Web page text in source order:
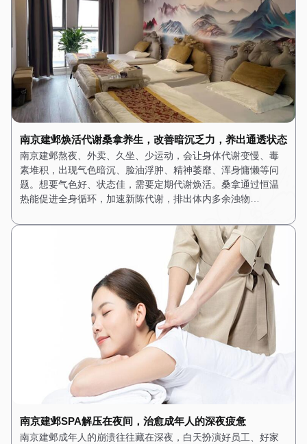
南京建邺焕活代谢桑拿养生，改善暗沉乏力，养出通透状态
南京建邺熬夜、外卖、久坐、少运动，会让身体代谢变慢、毒
素堆积，出现气色暗沉、脸油浮肿、精神萎靡、浑身慵懒等问
题。想要气色好、状态佳，需要定期代谢焕活。桑拿通过恒温
热能促进全身循环，加速新陈代谢，排出体内多余浊物…
南京建邺SPA解压在夜间，治愈成年人的深夜疲惫
南京建邺成年人的崩溃往往藏在深夜，白天扮演好员工、好家